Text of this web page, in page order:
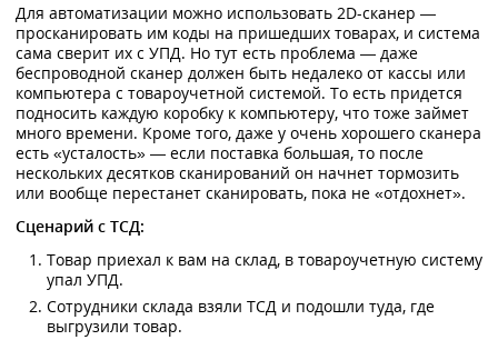
Для автоматизации можно использовать 2D-сканер —
просканировать им коды на пришедших товарах, и система
сама сверит их с УПД. Но тут есть проблема — даже
беспроводной сканер должен быть недалеко от кассы или
компьютера с товароучетной системой. То есть придется
подносить каждую коробку к компьютеру, что тоже займет
много времени. Кроме того, даже у очень хорошего сканера
есть «усталость» — если поставка большая, то после
нескольких десятков сканирований он начнет тормозить
или вообще перестанет сканировать, пока не «отдохнет».
Сценарий с ТСД:
Товар приехал к вам на склад, в товароучетную систему
упал УПД.
Сотрудники склада взяли ТСД и подошли туда, где
выгрузили товар.